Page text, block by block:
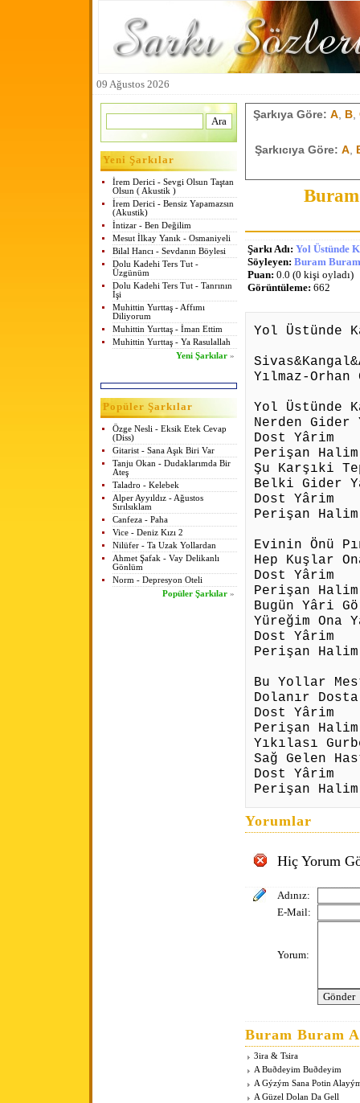
09 Ağustos 2026
Yeni Şarkılar
İrem Derici - Sevgi Olsun Taştan
Olsun ( Akustik )
İrem Derici - Bensiz Yapamazsın
(Akustik)
İntizar - Ben Değilim
Mesut İlkay Yanık - Osmaniyeli
Bilal Hancı - Sevdanın Böylesi
Dolu Kadehi Ters Tut -
Üzgünüm
Dolu Kadehi Ters Tut - Tanrının
İşi
Muhittin Yurttaş - Affımı
Diliyorum
Muhittin Yurttaş - İman Ettim
Muhittin Yurttaş - Ya Rasulallah
Yeni Şarkılar »
Popüler Şarkılar
Özge Nesli - Eksik Etek Cevap
(Diss)
Gitarist - Sana Aşık Biri Var
Tanju Okan - Dudaklarımda Bir
Ateş
Taladro - Kelebek
Alper Ayyıldız - Ağustos
Sırılsıklam
Canfeza - Paha
Vice - Deniz Kızı 2
Nilüfer - Ta Uzak Yollardan
Ahmet Şafak - Vay Delikanlı
Gönlüm
Norm - Depresyon Oteli
Popüler Şarkılar »
Şarkıya Göre: A, B,
Şarkıcıya Göre: A,
Şarkı Adı: Yol Üstünde
Söyleyen: Buram
Puan: 0.0 (0 kişi oyladı)
Görüntüleme: 662
Yol Üstünde
Yılmaz-Orhan
Yol Üstünde
Nerden Gider
Dost Yârim
Perişan Halim
Şu Karşıki
Belki Gider
Dost Yârim
Perişan Halim
Evinin Önü
Hep Kuşlar
Dost Yârim
Perişan Halim
Bugün Yâri
Yüreğim Ona
Dost Yârim
Perişan Halim
Bu Yollar
Dolanır
Dost Yârim
Perişan Halim
Yıkılası
Sağ Gelen
Dost Yârim
Perişan Halim
Yorumlar
Hiç Yorum
Adınız:
E-Mail:
Yorum:
Buram Buram
3ira & Tsira
A Buðdeyim Buðdeyim
A Gýzým Sana Potin
A Güzel Dolan Da Gell